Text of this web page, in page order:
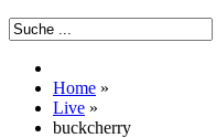
Home »
Live »
buckcherry